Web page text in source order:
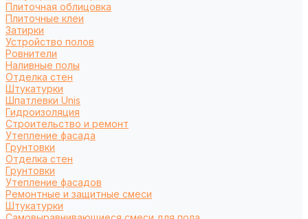
Плиточная облицовка
Плиточные клеи
Затирки
Устройство полов
Ровнители
Наливные полы
Отделка стен
Штукатурки
Шпатлевки Unis
Гидроизоляция
Строительство и ремонт
Утепление фасада
Грунтовки
Отделка стен
Грунтовки
Утепление фасадов
Ремонтные и защитные смеси
Штукатурки